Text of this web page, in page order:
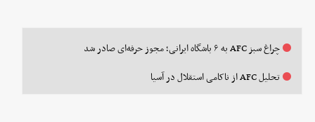
چراغ سبز AFC به ۶ باشگاه ایرانی؛ مجوز حرفه‌ای صادر شد
تحلیل AFC از ناکامی استقلال در آسیا